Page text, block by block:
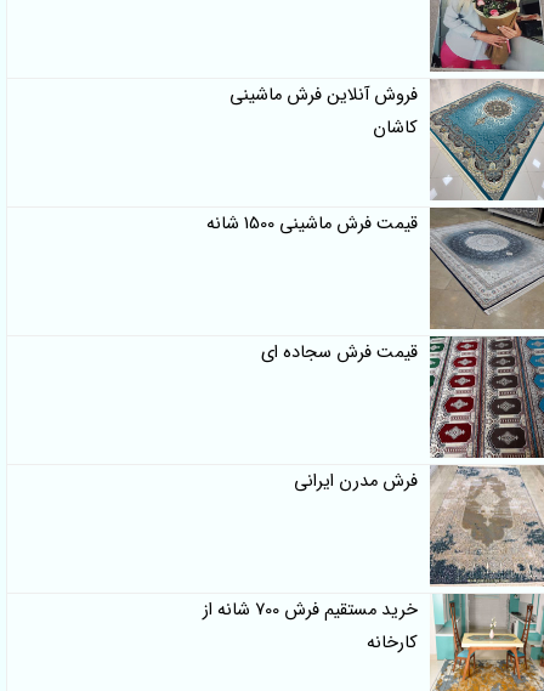
فروش آنلاین فرش ماشینی
کاشان
قیمت فرش ماشینی 1500 شانه
قیمت فرش سجاده ای
فرش مدرن ایرانی
خرید مستقیم فرش 700 شانه از
کارخانه